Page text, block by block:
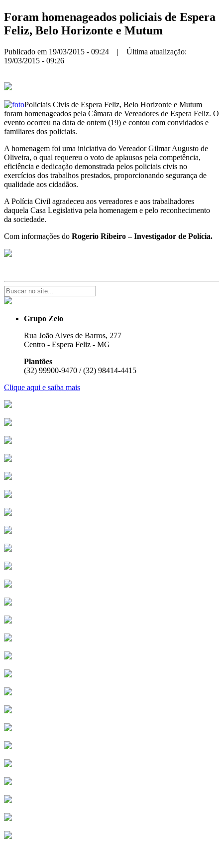
Foram homenageados policiais de Espera
Feliz, Belo Horizonte e Mutum
Publicado em 19/03/2015 - 09:24 | Última atualização:
19/03/2015 - 09:26
Policiais Civis de Espera Feliz, Belo Horizonte e Mutum
foram homenageados pela Câmara de Vereadores de Espera Feliz. O
evento ocorreu na data de ontem (19) e contou com convidados e
familiares dos policiais.
A homenagem foi uma iniciativa do Vereador Gilmar Augusto de
Oliveira, o qual requereu o voto de aplausos pela competência,
eficiência e dedicação demonstrada pelos policiais civis no
exercícios dos trabalhos prestados, proporcionando segurança de
qualidade aos cidadãos.
A Polícia Civil agradeceu aos vereadores e aos trabalhadores
daquela Casa Legislativa pela homenagem e pelo reconhecimento
da sociedade.
Com informações do Rogerio Ribeiro – Investigador de Polícia.
Grupo Zelo
Rua João Alves de Barros, 277
Centro - Espera Feliz - MG
Plantões
(32) 99900-9470 / (32) 98414-4415
Clique aqui e saiba mais